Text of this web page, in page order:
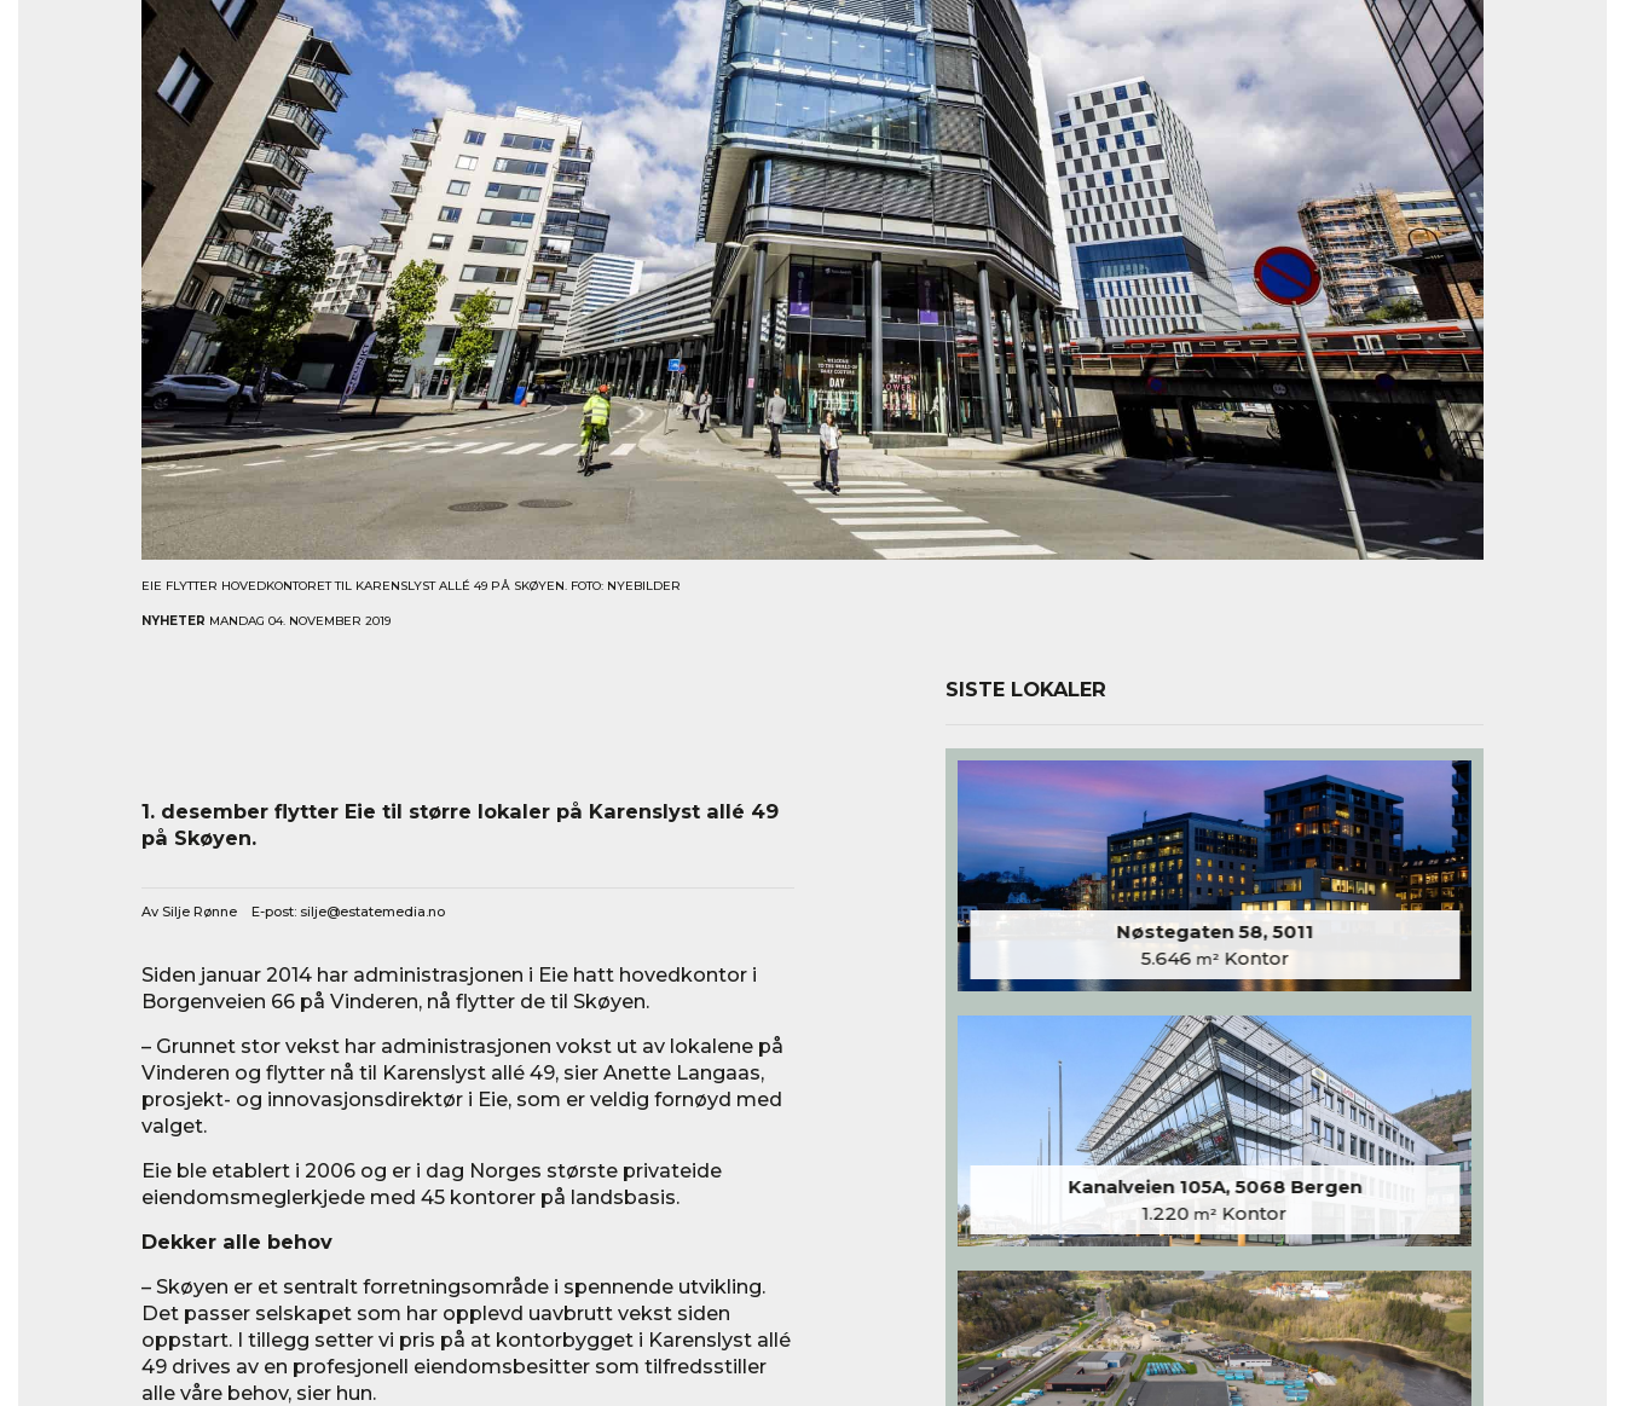
EIE FLYTTER HOVEDKONTORET TIL KARENSLYST ALLÉ 49 PÅ SKØYEN. FOTO: NYEBILDER
NYHETER MANDAG 04. NOVEMBER 2019
1. desember flytter Eie til større lokaler på Karenslyst allé 49
på Skøyen.
Av Silje Rønne E-post: silje@estatemedia.no
Siden januar 2014 har administrasjonen i Eie hatt hovedkontor i
Borgenveien 66 på Vinderen, nå flytter de til Skøyen.
– Grunnet stor vekst har administrasjonen vokst ut av lokalene på
Vinderen og flytter nå til Karenslyst allé 49, sier Anette Langaas,
prosjekt- og innovasjonsdirektør i Eie, som er veldig fornøyd med
valget.
Eie ble etablert i 2006 og er i dag Norges største privateide
eiendomsmeglerkjede med 45 kontorer på landsbasis.
Dekker alle behov
– Skøyen er et sentralt forretningsområde i spennende utvikling.
Det passer selskapet som har opplevd uavbrutt vekst siden
oppstart. I tillegg setter vi pris på at kontorbygget i Karenslyst allé
49 drives av en profesjonell eiendomsbesitter som tilfredsstiller
alle våre behov, sier hun.
SISTE LOKALER
Nøstegaten 58, 5011
5.646 m² Kontor
Kanalveien 105A, 5068 Bergen
1.220 m² Kontor